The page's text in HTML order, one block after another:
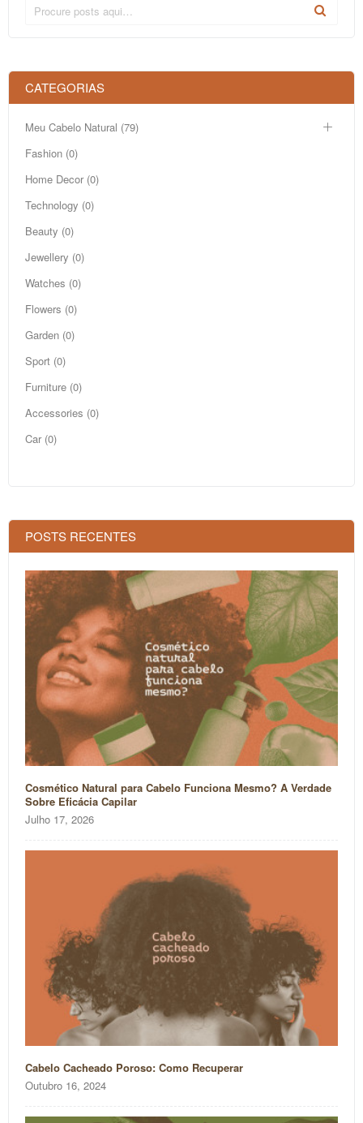
CATEGORIAS
Meu Cabelo Natural (79)
Fashion (0)
Home Decor (0)
Technology (0)
Beauty (0)
Jewellery (0)
Watches (0)
Flowers (0)
Garden (0)
Sport (0)
Furniture (0)
Accessories (0)
Car (0)
POSTS RECENTES
Cosmético Natural para Cabelo Funciona Mesmo? A Verdade
Sobre Eficácia Capilar
Julho 17, 2026
Cabelo Cacheado Poroso: Como Recuperar
Outubro 16, 2024